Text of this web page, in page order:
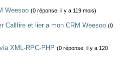
Weesoo (0 réponse, il y a 119 mois)
Callfire et lier a mon CRM Weesoo (0
XML-RPC-PHP (0 réponse, il y a 120